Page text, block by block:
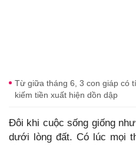
Từ giữa tháng 6, 3 con giáp có
kiếm tiền xuất hiện dồn dập
Đôi khi cuộc sống giống
dưới lòng đất. Có lúc mọi